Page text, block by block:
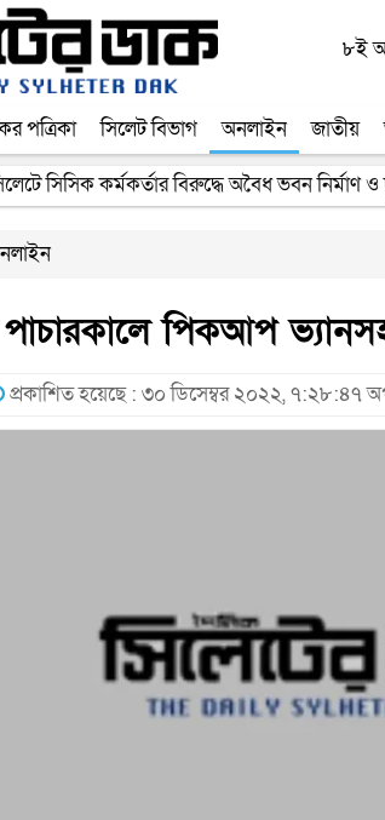
৮ই
পত্রিকা সিলেট বিভাগ অনলাইন জাতীয়
সিসিক কর্মকর্তার বিরুদ্ধে অবৈধ ভবন নির্মাণ
পিকআপ
প্রকাশিত হয়েছে : ৩০ ডিসেম্বর ২০২২, ৭:২৮:৪৭